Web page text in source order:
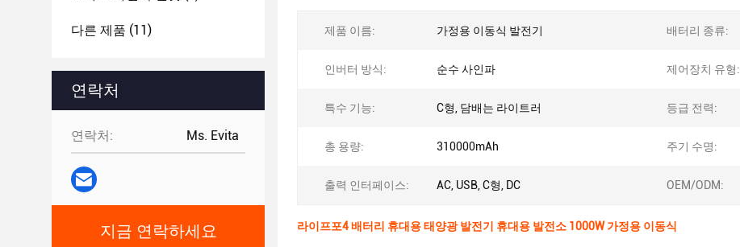
다른 제품 (11)
연락처
연락처: Ms. Evita
지금 연락하세요
제품 이름: 가정용 이동식 발전기 배터리 종류:
인버터 방식: 순수 사인파 제어장치 유형:
특수 기능: C형, 담배는 라이트러 등급 전력:
총 용량: 310000mAh 주기 수명:
출력 인터페이스: AC, USB, C형, DC OEM/ODM:
라이프포4 배터리 휴대용 태양광 발전기 휴대용 발전소 1000W 가정용 이동식